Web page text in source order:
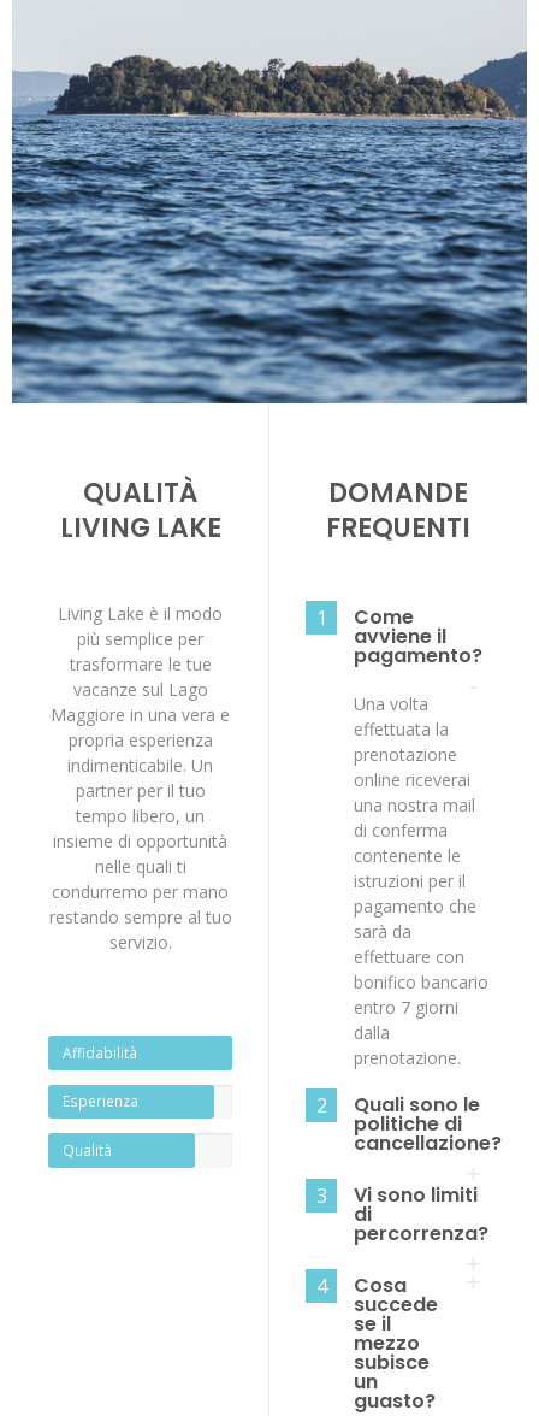
QUALITÀ
LIVING LAKE
Living Lake è il modo
più semplice per
trasformare le tue
vacanze sul Lago
Maggiore in una vera e
propria esperienza
indimenticabile. Un
partner per il tuo
tempo libero, un
insieme di opportunità
nelle quali ti
condurremo per mano
restando sempre al tuo
servizio.
Affidabilità
Esperienza
Qualità
DOMANDE
FREQUENTI
1 Come
avviene il
pagamento?
Una volta
effettuata la
prenotazione
online riceverai
una nostra mail
di conferma
contenente le
istruzioni per il
pagamento che
sarà da
effettuare con
bonifico bancario
entro 7 giorni
dalla
prenotazione.
2 Quali sono le
politiche di
cancellazione?
3 Vi sono limiti
di
percorrenza?
4 Cosa
succede
se il
mezzo
subisce
un
guasto?